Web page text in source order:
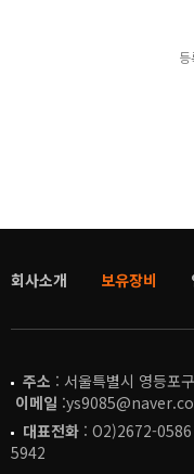
회사소개 보유장비
주소 : 서울특별시 영등포
이메일
대표전화 : O2)2672-
5942